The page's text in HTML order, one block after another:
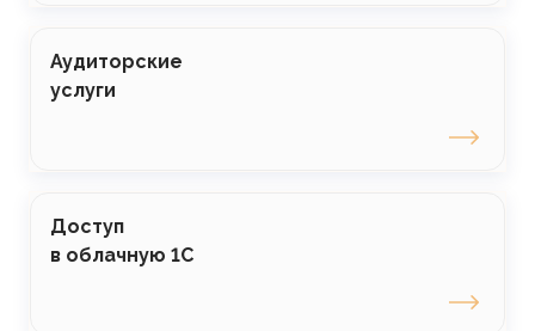
Аудиторские
услуги
Доступ
в облачную 1С